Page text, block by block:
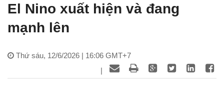
El Nino xuất hiện và đang
mạnh lên
Thứ sáu, 12/6/2026 | 16:06 GMT+7
|